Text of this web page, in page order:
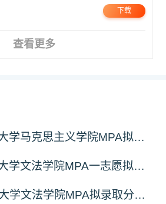
下载
查看更多
2026北京林业大学马克思主义学院MPA拟录取分析解读
2026北京科技大学文法学院MPA一志愿拟录取分析解读
2026北京化工大学文法学院MPA拟录取分析解读